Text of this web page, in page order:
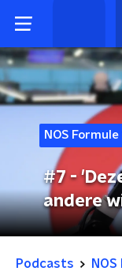
NOS
#7 -
andere
Podcasts NOS